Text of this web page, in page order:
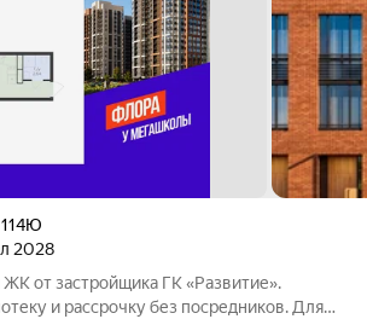
114Ю
2028
от застройщика ГК «Развитие».
и рассрочку без посредников. Для